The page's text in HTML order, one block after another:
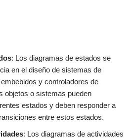
: Los diagramas de estados se
en el diseño de sistemas de
y controladores de
objetos o sistemas pueden
estados y deben responder a
entre estos estados.
: Los diagramas de actividades